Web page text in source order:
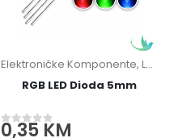
Elektroničke Komponente, LED Diode
RGB LED Dioda 5mm
0out of 5
0,35 KM